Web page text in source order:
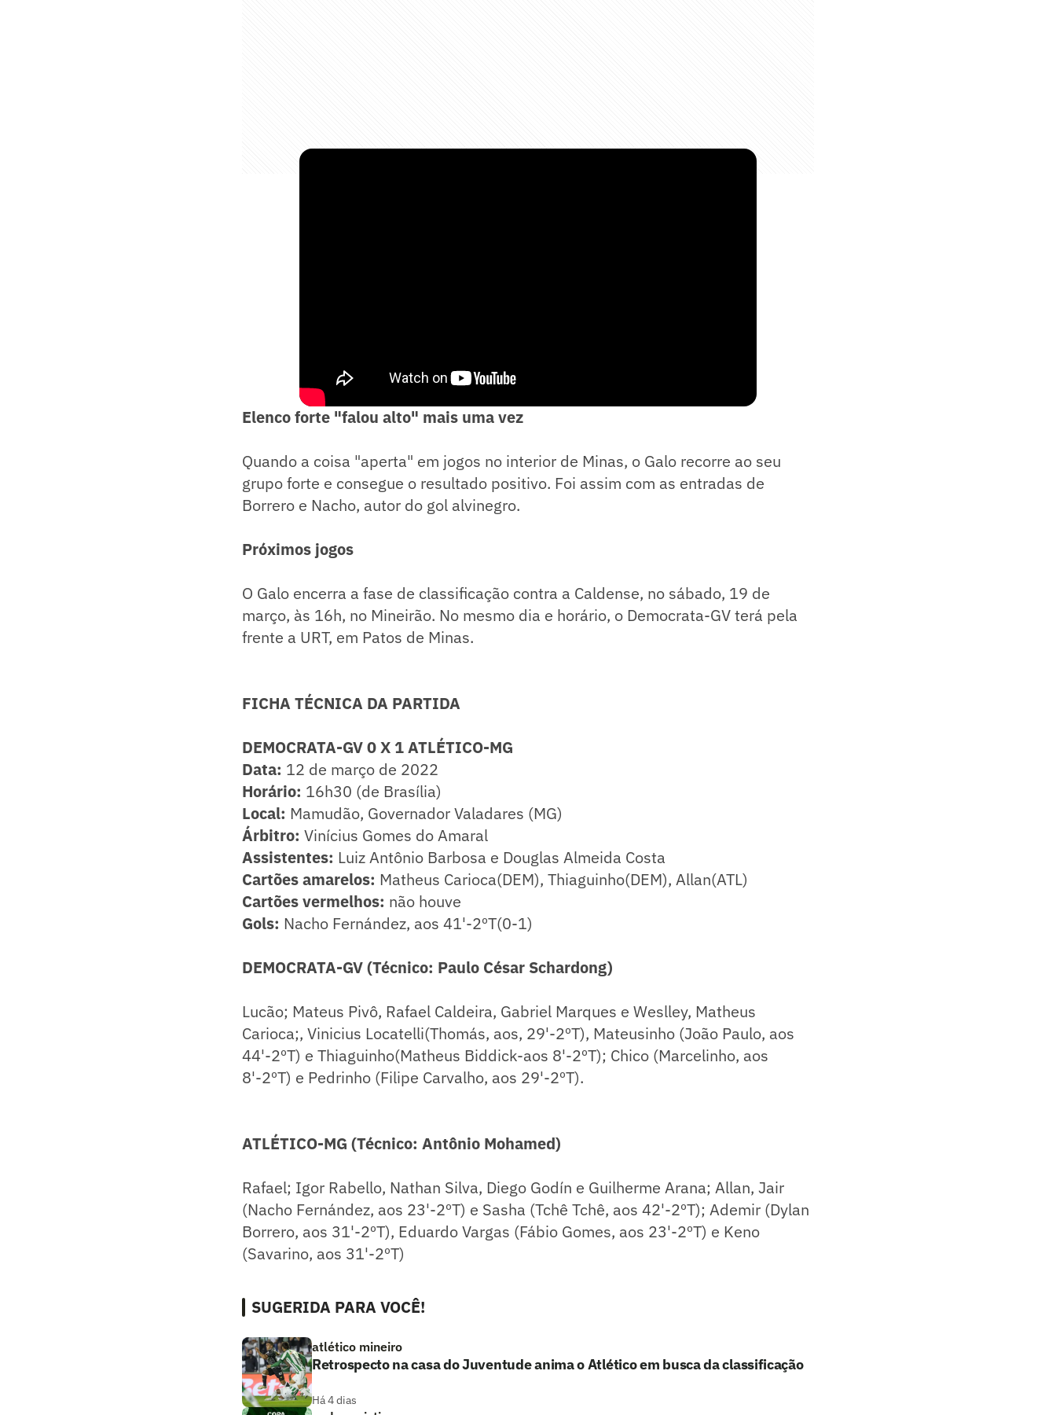
Elenco forte "falou alto" mais uma vez
Quando a coisa "aperta" em jogos no interior de Minas, o Galo recorre ao seu
grupo forte e consegue o resultado positivo. Foi assim com as entradas de
Borrero e Nacho, autor do gol alvinegro.
Próximos jogos
O Galo encerra a fase de classificação contra a Caldense, no sábado, 19 de
março, às 16h, no Mineirão. No mesmo dia e horário, o Democrata-GV terá pela
frente a URT, em Patos de Minas.
FICHA TÉCNICA DA PARTIDA
DEMOCRATA-GV 0 X 1 ATLÉTICO-MG
Data: 12 de março de 2022
Horário: 16h30 (de Brasília)
Local: Mamudão, Governador Valadares (MG)
Árbitro: Vinícius Gomes do Amaral
Assistentes: Luiz Antônio Barbosa e Douglas Almeida Costa
Cartões amarelos: Matheus Carioca(DEM), Thiaguinho(DEM), Allan(ATL)
Cartões vermelhos: não houve
Gols: Nacho Fernández, aos 41'-2ºT(0-1)
DEMOCRATA-GV (Técnico: Paulo César Schardong)
Lucão; Mateus Pivô, Rafael Caldeira, Gabriel Marques e Weslley, Matheus
Carioca;, Vinicius Locatelli(Thomás, aos, 29'-2ºT), Mateusinho (João Paulo, aos
44'-2ºT) e Thiaguinho(Matheus Biddick-aos 8'-2ºT); Chico (Marcelinho, aos
8'-2ºT) e Pedrinho (Filipe Carvalho, aos 29'-2ºT).
ATLÉTICO-MG (Técnico: Antônio Mohamed)
Rafael; Igor Rabello, Nathan Silva, Diego Godín e Guilherme Arana; Allan, Jair
(Nacho Fernández, aos 23'-2ºT) e Sasha (Tchê Tchê, aos 42'-2ºT); Ademir (Dylan
Borrero, aos 31'-2ºT), Eduardo Vargas (Fábio Gomes, aos 23'-2ºT) e Keno
(Savarino, aos 31'-2ºT)
SUGERIDA PARA VOCÊ!
atlético mineiro
Retrospecto na casa do Juventude anima o Atlético em busca da classificação
Há 4 dias